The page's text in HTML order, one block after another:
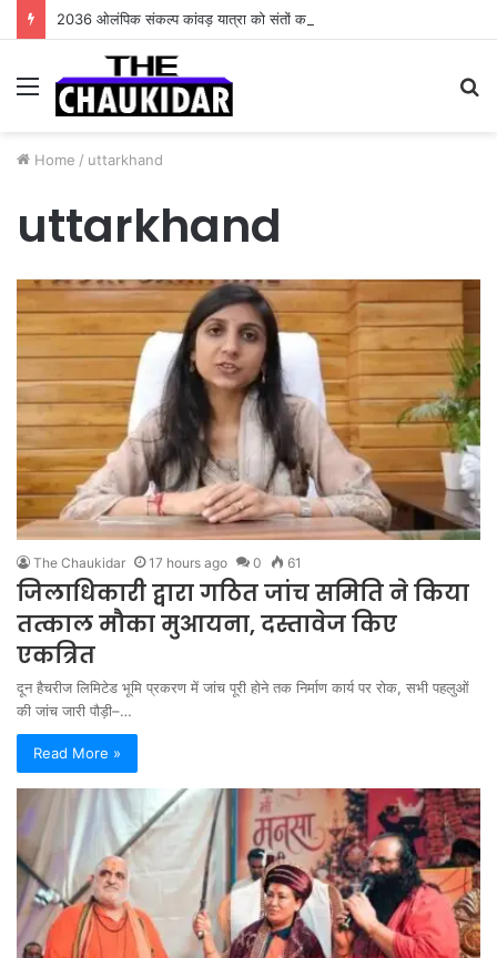
2036 ओलंपिक संकल्प कांवड़ यात्रा को संतों का मिला आशीर्वाद
Menu
Home / uttarkhand
uttarkhand
The Chaukidar 17 hours ago 0 61
जिलाधिकारी द्वारा गठित जांच समिति ने किया
तत्काल मौका मुआयना, दस्तावेज किए
एकत्रित
दून हैचरीज लिमिटेड भूमि प्रकरण में जांच पूरी होने तक निर्माण कार्य पर रोक, सभी पहलुओं
की जांच जारी पौड़ी–…
Read More »